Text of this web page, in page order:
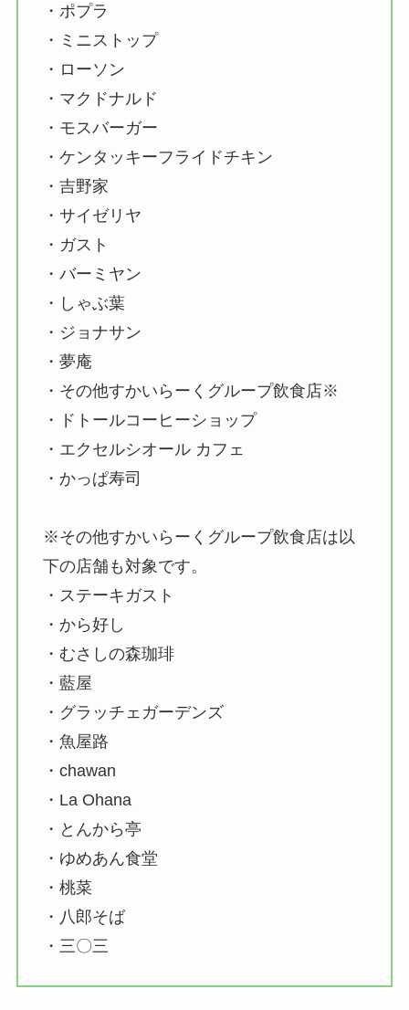
・ポプラ
・ミニストップ
・ローソン
・マクドナルド
・モスバーガー
・ケンタッキーフライドチキン
・吉野家
・サイゼリヤ
・ガスト
・バーミヤン
・しゃぶ葉
・ジョナサン
・夢庵
・その他すかいらーくグループ飲食店※
・ドトールコーヒーショップ
・エクセルシオール カフェ
・かっぱ寿司
※その他すかいらーくグループ飲食店は以
下の店舗も対象です。
・ステーキガスト
・から好し
・むさしの森珈琲
・藍屋
・グラッチェガーデンズ
・魚屋路
・chawan
・La Ohana
・とんから亭
・ゆめあん食堂
・桃菜
・八郎そば
・三〇三